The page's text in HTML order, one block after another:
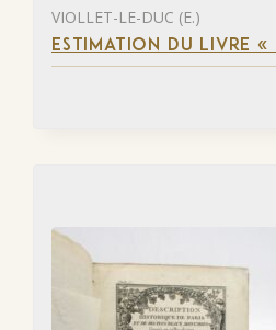
VIOLLET-LE-DUC (E.)
ESTIMATION DU LIVRE «